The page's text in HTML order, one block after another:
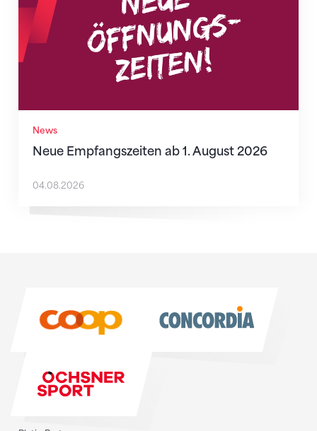
News
Neue Empfangszeiten ab 1. August 2026
04.08.2026